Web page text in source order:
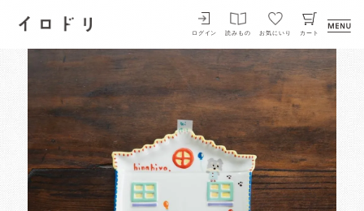
イロドリ
ログイン 読みもの お気にいり カート